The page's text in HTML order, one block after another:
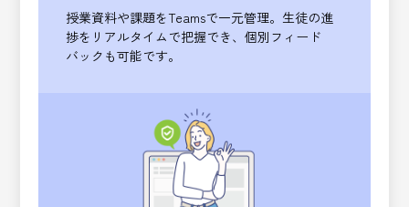
授業資料や課題をTeamsで一元管理。生徒の進
捗をリアルタイムで把握でき、個別フィード
バックも可能です。